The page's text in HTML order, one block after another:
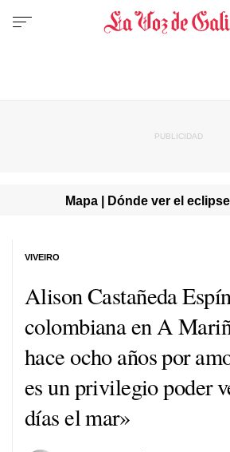
Mapa | Dónde ver el
Alison Castañeda
colombiana en A
hace ocho años por
es un privilegio poder
días el mar»
VIVEIRO